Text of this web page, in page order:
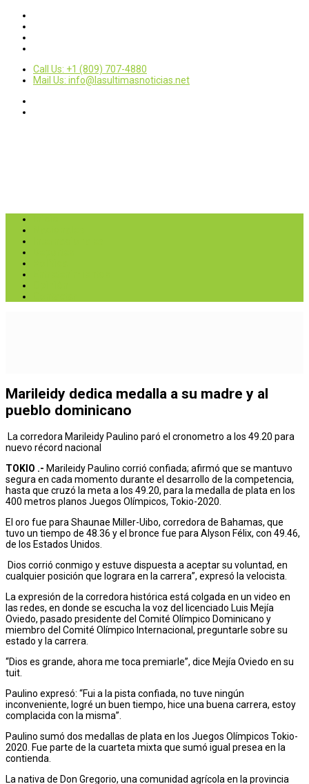
Call Us: +1 (809) 707-4880
Mail Us: info@lasultimasnoticias.net
Marileidy dedica medalla a su madre y al
pueblo dominicano
La corredora Marileidy Paulino paró el cronometro a los 49.20 para
nuevo récord nacional
TOKIO .- Marileidy Paulino corrió confiada; afirmó que se mantuvo
segura en cada momento durante el desarrollo de la competencia,
hasta que cruzó la meta a los 49.20, para la medalla de plata en los
400 metros planos Juegos Olímpicos, Tokio-2020.
El oro fue para Shaunae Miller-Uibo, corredora de Bahamas, que
tuvo un tiempo de 48.36 y el bronce fue para Alyson Félix, con 49.46,
de los Estados Unidos.
Dios corrió conmigo y estuve dispuesta a aceptar su voluntad, en
cualquier posición que lograra en la carrera”, expresó la velocista.
La expresión de la corredora histórica está colgada en un video en
las redes, en donde se escucha la voz del licenciado Luis Mejía
Oviedo, pasado presidente del Comité Olímpico Dominicano y
miembro del Comité Olímpico Internacional, preguntarle sobre su
estado y la carrera.
“Dios es grande, ahora me toca premiarle”, dice Mejía Oviedo en su
tuit.
Paulino expresó: “Fui a la pista confiada, no tuve ningún
inconveniente, logré un buen tiempo, hice una buena carrera, estoy
complacida con la misma”.
Paulino sumó dos medallas de plata en los Juegos Olímpicos Tokio-
2020. Fue parte de la cuarteta mixta que sumó igual presea en la
contienda.
La nativa de Don Gregorio, una comunidad agrícola en la provincia